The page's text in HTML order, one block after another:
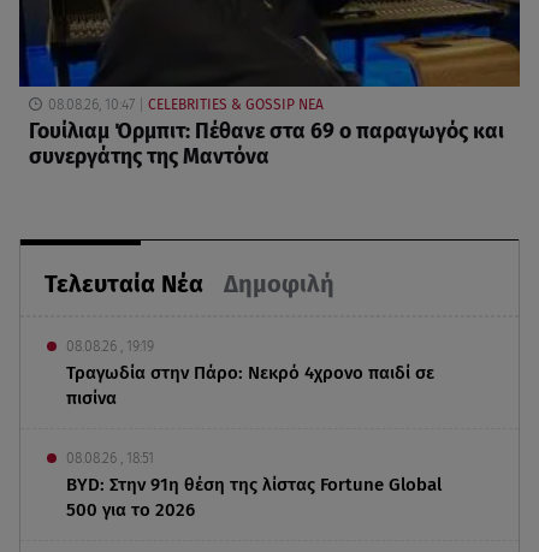
Τελευταία Νέα Δημοφιλή
08.08.26 , 19:19
Τραγωδία στην Πάρο: Νεκρό 4χρονο παιδί σε
πισίνα
08.08.26 , 18:51
BYD: Στην 91η θέση της λίστας Fortune Global
500 για το 2026
08.08.26, 10:47 CELEBRITIES & GOSSIP ΝΕΑ
Γουίλιαμ Όρμπιτ: Πέθανε στα 69 ο παραγωγός και
συνεργάτης της Μαντόνα